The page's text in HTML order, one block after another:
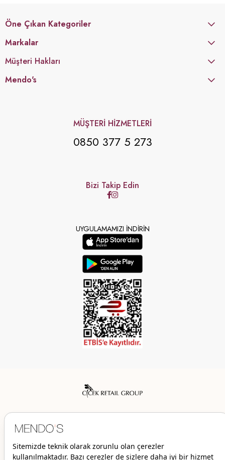
Öne Çıkan Kategoriler
Markalar
Müşteri Hakları
Mendo's
MÜŞTERİ HİZMETLERİ
0850 377 5 273
Bizi Takip Edin
UYGULAMAMIZI İNDİRİN
© 2026 Mendo’s | Her hakkı saklıdır.